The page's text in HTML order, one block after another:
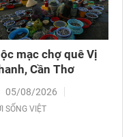
mạc chợ quê Vị
Cần Thơ
05/08/2026
SỐNG VIỆT